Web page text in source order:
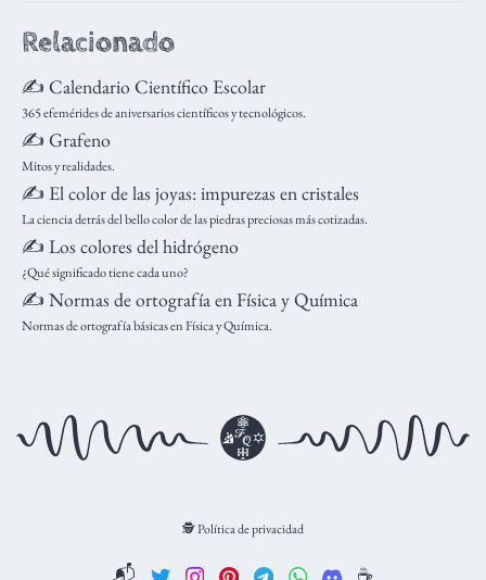
Relacionado
✍️ Calendario Científico Escolar
365 efemérides de aniversarios científicos y tecnológicos.
✍️ Grafeno
Mitos y realidades.
✍️ El color de las joyas: impurezas en cristales
La ciencia detrás del bello color de las piedras preciosas más cotizadas.
✍️ Los colores del hidrógeno
¿Qué significado tiene cada uno?
✍️ Normas de ortografía en Física y Química
Normas de ortografía básicas en Física y Química.
🕵️ Política de privacidad